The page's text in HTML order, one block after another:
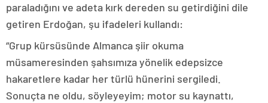
paraladığını ve adeta kırk dereden su getirdiğini dile
getiren Erdoğan, şu ifadeleri kullandı:
“Grup kürsüsünde Almanca şiir okuma
müsameresinden şahsımıza yönelik edepsizce
hakaretlere kadar her türlü hünerini sergiledi.
Sonuçta ne oldu, söyleyeyim; motor su kaynattı,